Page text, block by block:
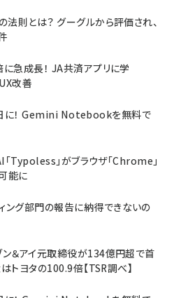
法則とは？ グーグルから評価され、
急成長！ JA共済アプリに学
改善
に！ Gemini Notebookを無料で
Typoless」がブラウザ「Chrome」
能に
ング部門の報告に納得できないの
ン＆アイ元取締役が134億円超で首
トヨタの100.9倍【TSR調べ】